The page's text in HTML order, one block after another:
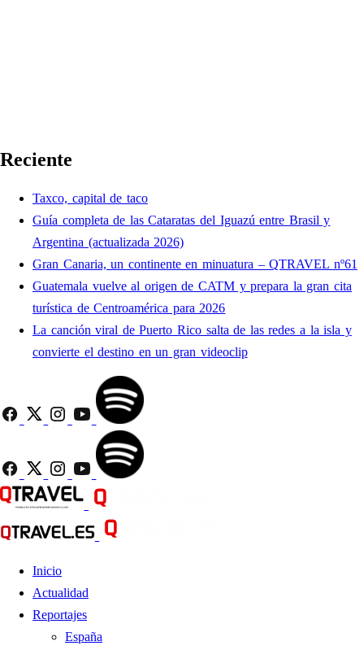
Reciente
Taxco, capital de taco
Guía completa de las Cataratas del Iguazú entre Brasil y
Argentina (actualizada 2026)
Gran Canaria, un continente en minuatura – QTRAVEL nº61
Guatemala vuelve al origen de CATM y prepara la gran cita
turística de Centroamérica para 2026
La canción viral de Puerto Rico salta de las redes a la isla y
convierte el destino en un gran videoclip
Inicio
Actualidad
Reportajes
España